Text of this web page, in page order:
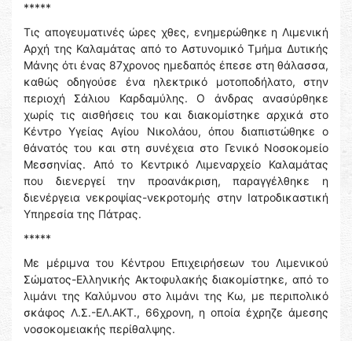
*****
Τις απογευματινές ώρες χθες, ενημερώθηκε η Λιμενική
Αρχή της Καλαμάτας από το Αστυνομικό Τμήμα Δυτικής
Μάνης ότι ένας 87χρονος ημεδαπός έπεσε στη θάλασσα,
καθώς οδηγούσε ένα ηλεκτρικό μοτοποδήλατο, στην
περιοχή Σάλιου Καρδαμύλης. Ο άνδρας ανασύρθηκε
χωρίς τις αισθήσεις του και διακομίστηκε αρχικά στο
Κέντρο Υγείας Αγίου Νικολάου, όπου διαπιστώθηκε ο
θάνατός του και στη συνέχεια στο Γενικό Νοσοκομείο
Μεσσηνίας. Από το Κεντρικό Λιμεναρχείο Καλαμάτας
που διενεργεί την προανάκριση, παραγγέλθηκε η
διενέργεια νεκροψίας-νεκροτομής στην Ιατροδικαστική
Υπηρεσία της Πάτρας.
*****
Με μέριμνα του Κέντρου Επιχειρήσεων του Λιμενικού
Σώματος-Ελληνικής Ακτοφυλακής διακομίστηκε, από το
λιμάνι της Καλύμνου στο λιμάνι της Κω, με περιπολικό
σκάφος Λ.Σ.-ΕΛ.ΑΚΤ., 66χρονη, η οποία έχρηζε άμεσης
νοσοκομειακής περίθαλψης.